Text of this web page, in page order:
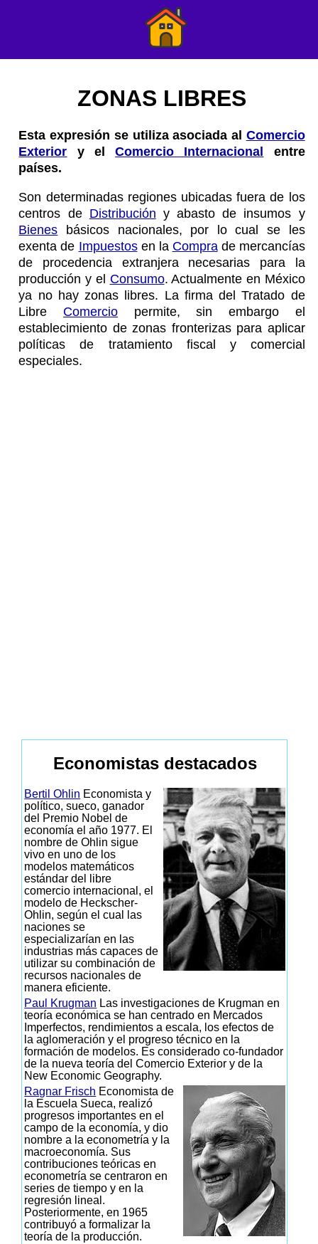
ZONAS LIBRES
Esta expresión se utiliza asociada al Comercio
Exterior y elComercio Internacional entre
países.
Son determinadas regiones ubicadas fuera de los
centros de Distribución y abasto de insumos y
Bienes básicos nacionales, por lo cual se les
exenta de Impuestosen la Comprade mercancías
de procedencia extranjera necesarias para la
producción y el Consumo. Actualmente en México
ya no hay zonas libres. La firma del Tratado de
Libre Comercio permite, sin embargo el
establecimiento de zonas fronterizas para aplicar
políticas de tratamiento fiscal y comercial
especiales.
Economistas destacados
Bertil Ohlin Economista y
político, sueco, ganador
del Premio Nobel de
economía el año 1977. El
nombre de Ohlin sigue
vivo en uno de los
modelos matemáticos
estándar del libre
comercio internacional, el
modelo de Heckscher-
Ohlin, según el cual las
naciones se
especializarían en las
industrias más capaces de
utilizar su combinación de
recursos nacionales de
manera eficiente.
Paul Krugman Las investigaciones de Krugman en
teoría económica se han centrado en Mercados
Imperfectos, rendimientos a escala, los efectos de
la aglomeración y el progreso técnico en la
formación de modelos. Es considerado co-fundador
de la nueva teoría del Comercio Exterior y de la
New Economic Geography.
Ragnar Frisch Economista de
la Escuela Sueca, realizó
progresos importantes en el
campo de la economía, y dio
nombre a la econometría y la
macroeconomía. Sus
contribuciones teóricas en
econometría se centraron en
series de tiempo y en la
regresión lineal.
Posteriormente, en 1965
contribuyó a formalizar la
teoría de la producción.